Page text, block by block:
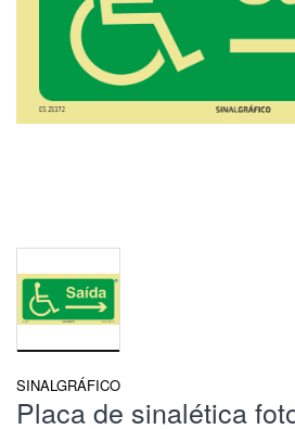
SINALGRÁFICO
Placa de sinalética